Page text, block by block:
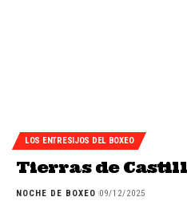
LOS ENTRESIJOS DEL BOXEO
Tierras de
NOCHE DE BOXEO 09/12/2025